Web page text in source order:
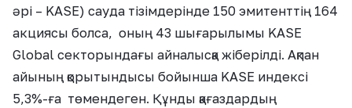
әрі – KASE) сауда тізімдерінде 150 эмитенттің 164
акциясы болса, оның 43 шығарылымы KASE
Global секторындағы айналысқа жіберілді. Ақпан
айының қорытындысы бойынша KASE индексі
5,3%-ға төмендеген. Құнды қағаздардың